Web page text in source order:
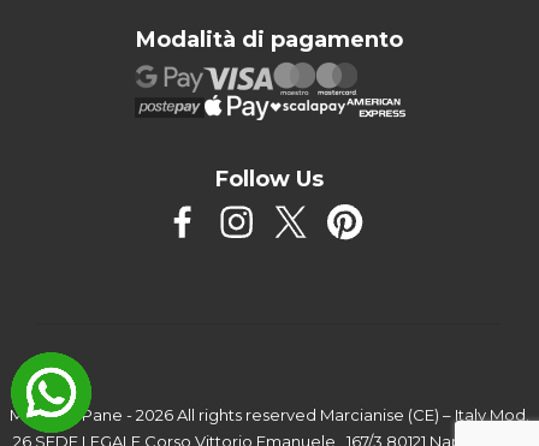
Modalità di pagamento
Follow Us
Marcello Pane - 2026 All rights reserved Marcianise (CE) – Italy Mod.
26 SEDE LEGALE Corso Vittorio Emanuele , 167/3 80121 Napoli – Italy